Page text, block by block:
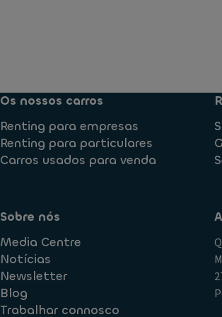
Os nossos carros
Renting para empresas
Renting para particulares
Carros usados para venda
Sobre nós
Media Centre
Notícias
Newsletter
Blog
Trabalhar connosco